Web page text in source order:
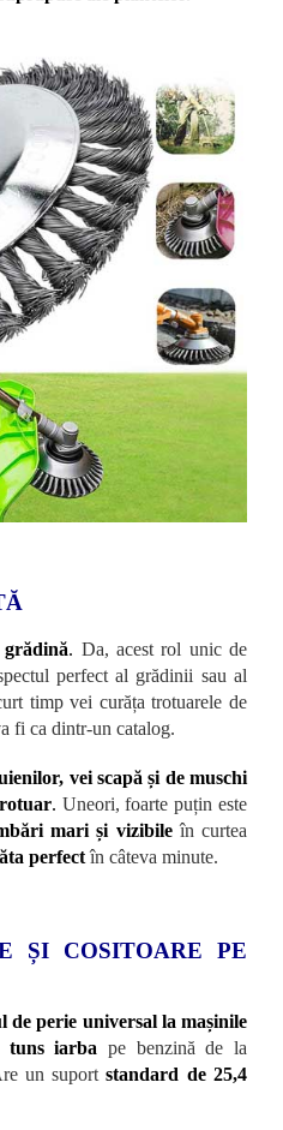
. Da, acest rol unic de
perfect al grădinii sau al
timp vei curăța trotuarele de
fi ca dintr-un catalog.
vei scapă și de muschi
. Uneori, foarte puțin este
mari și vizibileîn curtea
perfectîn câteva minute.
ȘI COSITOARE PE
de perie universal la mașinile
tuns iarba pe benzină de la
un suportstandard de 25,4